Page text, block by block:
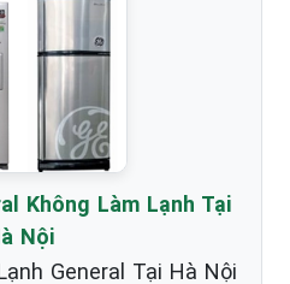
Không Làm Lạnh Tại
Nội
General Tại Hà Nội